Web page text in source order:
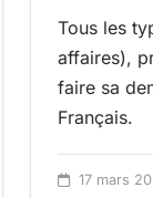
Tous les
affaires),
faire sa
Français.
17 mars